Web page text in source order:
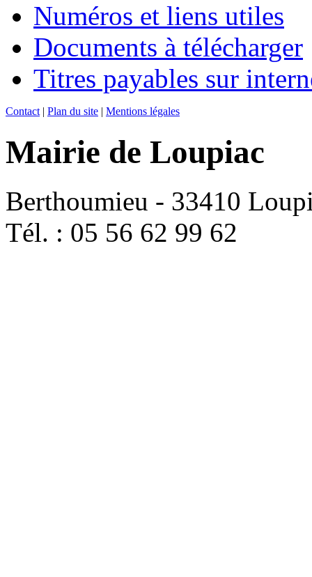
Numéros et liens utiles
Documents à télécharger
Titres payables sur
Contact | Plan du site | Mentions légales
Mairie de Loupiac
Berthoumieu - 33410
Tél. : 05 56 62 99 62